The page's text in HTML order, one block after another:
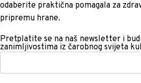
odaberite praktična pomagala za
pripremu hrane.
Pretplatite se na naš newsletter i
zanimljivostima iz čarobnog svijeta